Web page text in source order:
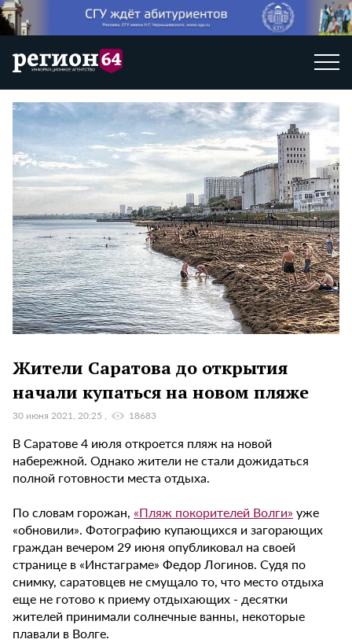
Жители Саратова до открытия
начали купаться на новом пляже
30 июня 2021, 20:25 18683
В Саратове 4 июля откроется пляж на новой
набережной. Однако жители не стали дожидаться
полной готовности места отдыха.
По словам горожан, «Пляж покорителей Волги» уже
«обновили». Фотографию купающихся и загорающих
граждан вечером 29 июня опубликовал на своей
странице в «Инстаграме» Федор Логинов. Судя по
снимку, саратовцев не смущало то, что место отдыха
еще не готово к приему отдыхающих - десятки
жителей принимали солнечные ванны, некоторые
плавали в Волге.